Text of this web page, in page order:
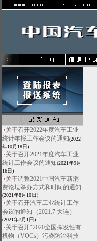
关于召开2022年度汽车工业
统计年报工作会议的通知(2022
年10月18日)
关于召开2021年度汽车工业
统计工作会议的通知(2021年9月
16日)
关于调整2021中国汽车新消
费论坛举办方式和时间的通知
(2021年8月10日)
关于召开汽车工业统计工作
会议的通知（2021.7 大连）
(2021年7月1日)
关于召开“2020全国挥发性有
机物（VOCs）污染防治科技